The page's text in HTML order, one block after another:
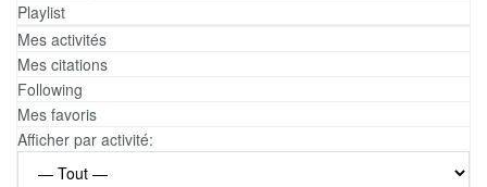
Playlist
Mes activités
Mes citations
Following
Mes favoris
Afficher par activité: